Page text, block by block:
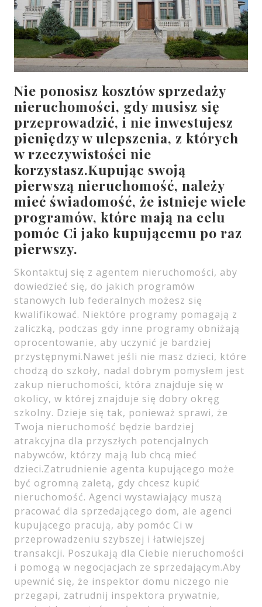
Nie ponosisz kosztów sprzedaży
nieruchomości, gdy musisz się
przeprowadzić, i nie inwestujesz
pieniędzy w ulepszenia, z których
w rzeczywistości nie
korzystasz.Kupując swoją
pierwszą nieruchomość, należy
mieć świadomość, że istnieje wiele
programów, które mają na celu
pomóc Ci jako kupującemu po raz
pierwszy.
Skontaktuj się z agentem nieruchomości, aby
dowiedzieć się, do jakich programów
stanowych lub federalnych możesz się
kwalifikować. Niektóre programy pomagają z
zaliczką, podczas gdy inne programy obniżają
oprocentowanie, aby uczynić je bardziej
przystępnymi.Nawet jeśli nie masz dzieci, które
chodzą do szkoły, nadal dobrym pomysłem jest
zakup nieruchomości, która znajduje się w
okolicy, w której znajduje się dobry okręg
szkolny. Dzieje się tak, ponieważ sprawi, że
Twoja nieruchomość będzie bardziej
atrakcyjna dla przyszłych potencjalnych
nabywców, którzy mają lub chcą mieć
dzieci.Zatrudnienie agenta kupującego może
być ogromną zaletą, gdy chcesz kupić
nieruchomość. Agenci wystawiający muszą
pracować dla sprzedającego dom, ale agenci
kupującego pracują, aby pomóc Ci w
przeprowadzeniu szybszej i łatwiejszej
transakcji. Poszukają dla Ciebie nieruchomości
i pomogą w negocjacjach ze sprzedającym.Aby
upewnić się, że inspektor domu niczego nie
przegapi, zatrudnij inspektora prywatnie,